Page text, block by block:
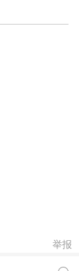
举报